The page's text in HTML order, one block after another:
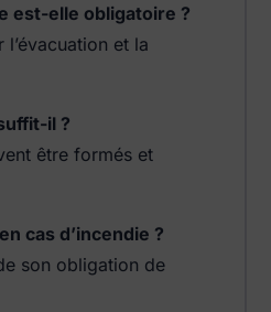
est-elle obligatoire ?
et la
il ?
être formés et
cas d’incendie ?
son obligation de